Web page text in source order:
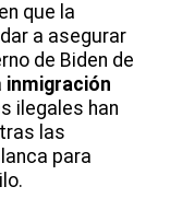
que la
a asegurar
de Biden de
inmigración
ilegales han
las
para